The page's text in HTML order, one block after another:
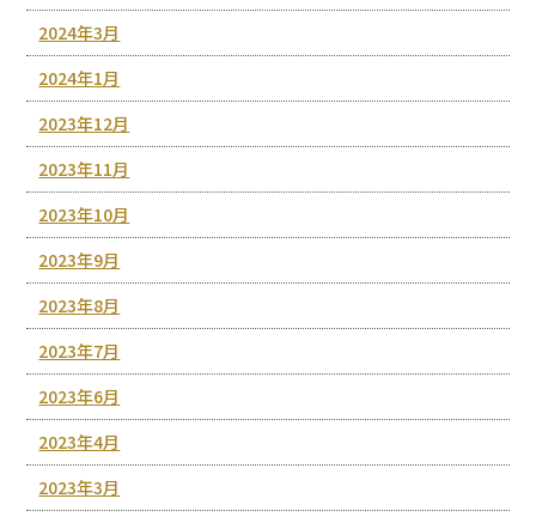
2024年3月
2024年1月
2023年12月
2023年11月
2023年10月
2023年9月
2023年8月
2023年7月
2023年6月
2023年4月
2023年3月